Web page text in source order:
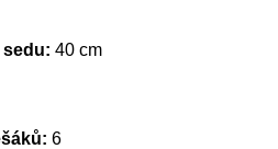
sedu: 40 cm
6